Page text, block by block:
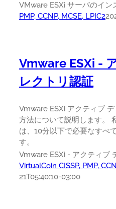
VMware ESXi サーバのイン
PMP, CCNP, MCSE, LPIC2
Vmware ESXi -
レクトリ認証
Vmware ESXi アクティブ
方法について説明します。
は、10分以下で必要なすべ
す。
Vmware ESXi - アクティブ
VirtualCoin CISSP, PMP,
21T05:40:10-03:00